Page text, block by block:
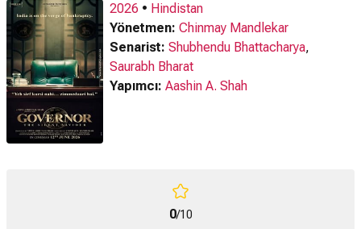
2026 • Hindistan
Yönetmen: Chinmay Mandlekar
Senarist: Shubhendu Bhattacharya,
Saurabh Bharat
Yapımcı: Aashin A. Shah
0/10